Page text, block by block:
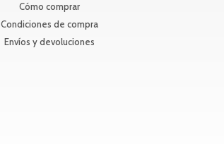
Cómo comprar
Condiciones de compra
Envíos y devoluciones